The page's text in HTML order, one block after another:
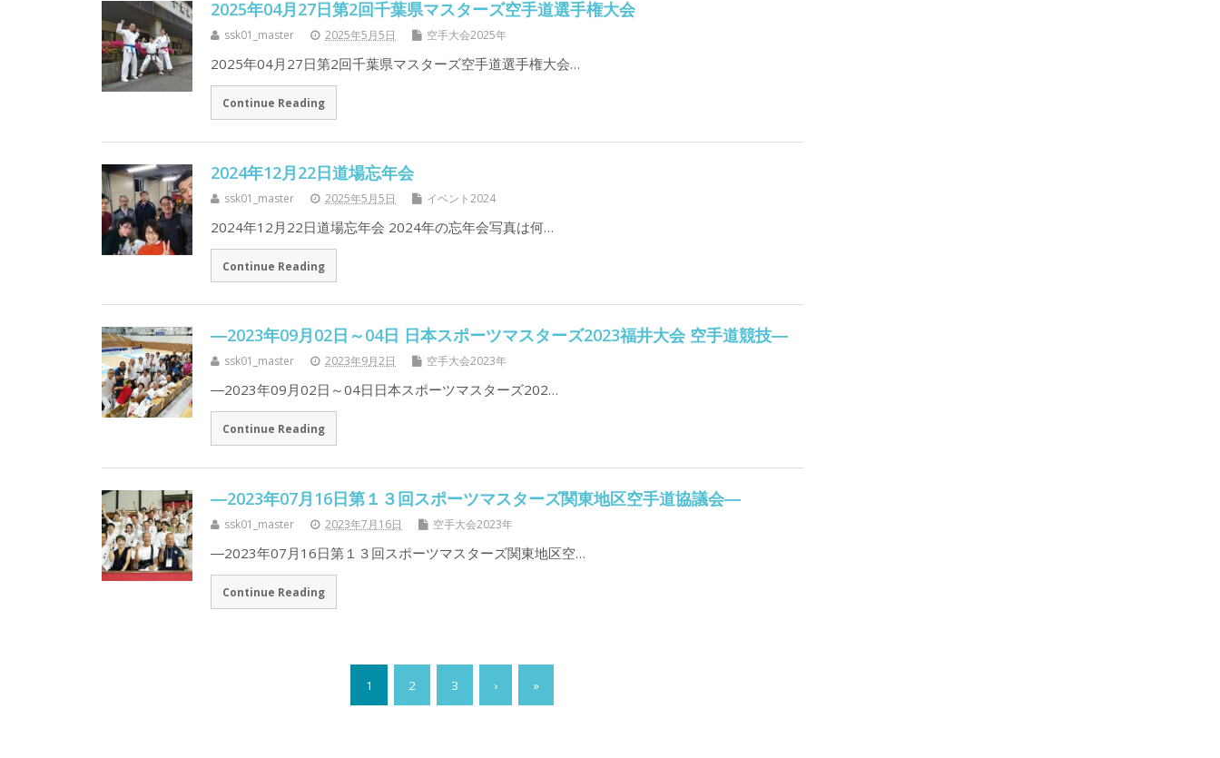
2025年04月27日第2回千葉県マスターズ空手道選手権大会
ssk01_master 2025年5月5日 空手大会2025年
2025年04月27日第2回千葉県マスターズ空手道選手権大会…
Continue Reading
2024年12月22日道場忘年会
ssk01_master 2025年5月5日 イベント2024
2024年12月22日道場忘年会 2024年の忘年会写真は何…
Continue Reading
―2023年09月02日～04日 日本スポーツマスターズ2023福井大会 空手道競技―
ssk01_master 2023年9月2日 空手大会2023年
―2023年09月02日～04日日本スポーツマスターズ202…
Continue Reading
―2023年07月16日第１３回スポーツマスターズ関東地区空手道協議会―
ssk01_master 2023年7月16日 空手大会2023年
―2023年07月16日第１３回スポーツマスターズ関東地区空…
Continue Reading
1 2 3 › »